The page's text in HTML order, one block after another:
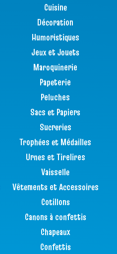
Cuisine
Décoration
Humoristiques
Jeux et Jouets
Maroquinerie
Papeterie
Peluches
Sacs et Papiers
Sucreries
Trophées et Médailles
Urnes et Tirelires
Vaisselle
Vêtements et Accessoires
Cotillons
Canons à confettis
Chapeaux
Confettis